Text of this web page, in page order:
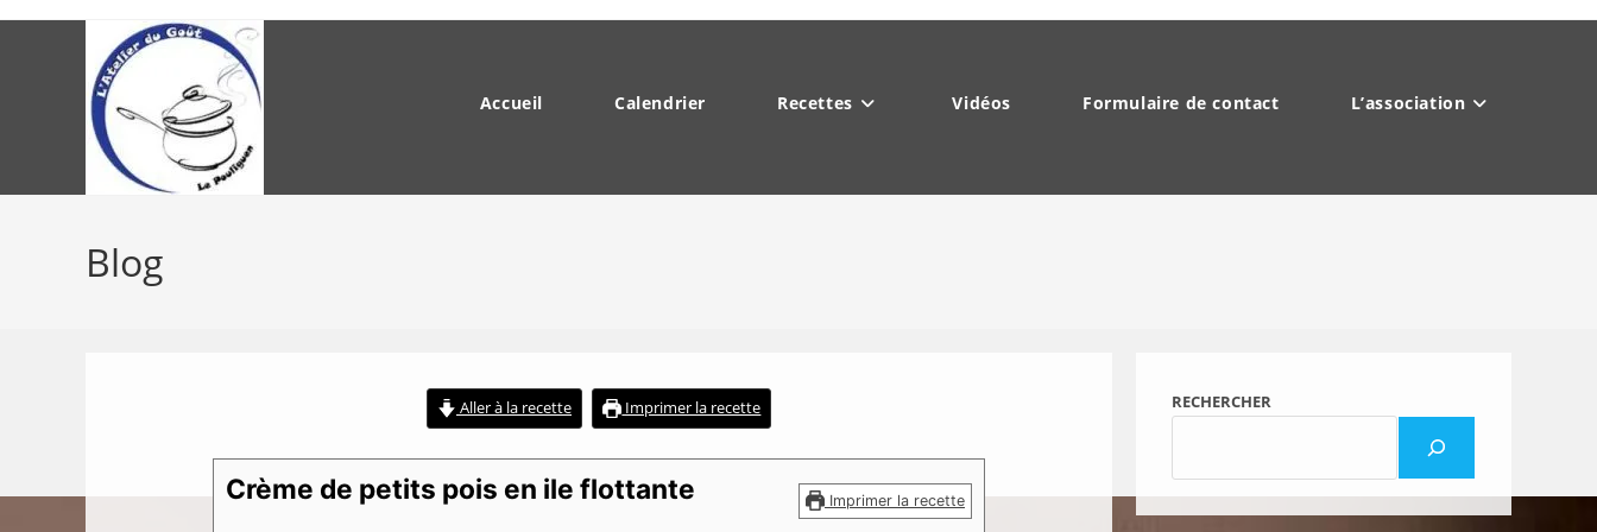
Accueil
Calendrier Recettes Vidéos Formulaire de contact L’association
Blog
Aller à la recette Imprimer la recette
Imprimer la recette
Crème de petits pois en ile flottante
RECHERCHER